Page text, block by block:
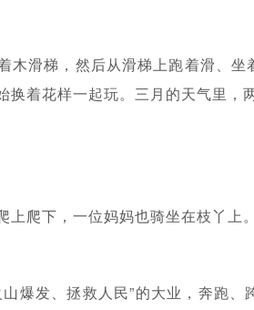
木滑梯，然后从滑梯上跑着滑、
换着花样一起玩。三月的天气里，
爬下，一位妈妈也骑坐在枝丫上。
爆发、拯救人民”的大业，奔跑